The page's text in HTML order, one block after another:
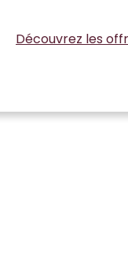
Découvrez les